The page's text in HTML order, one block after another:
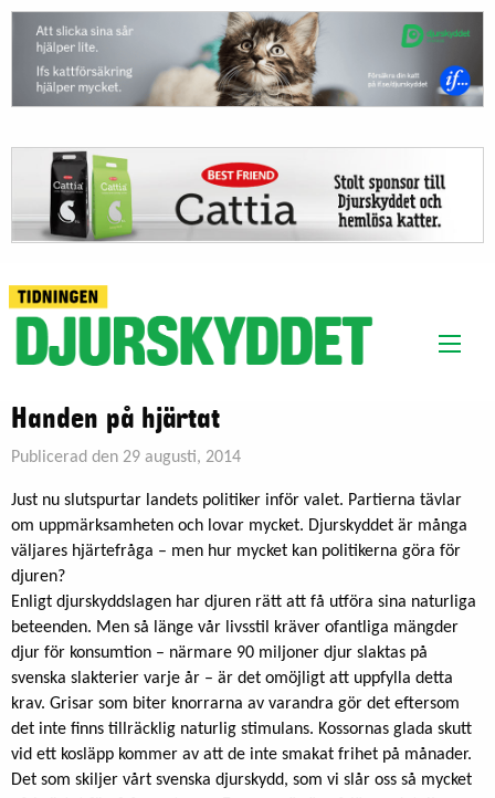
Handen på hjärtat
Publicerad den 29 augusti, 2014
Just nu slutspurtar landets politiker inför valet. Partierna tävlar
om uppmärksamheten och lovar mycket. Djurskyddet är många
väljares hjärtefråga – men hur mycket kan politikerna göra för
djuren?
Enligt djurskyddslagen har djuren rätt att få utföra sina naturliga
beteenden. Men så länge vår livsstil kräver ofantliga mängder
djur för konsumtion – närmare 90 miljoner djur slaktas på
svenska slakterier varje år – är det omöjligt att uppfylla detta
krav. Grisar som biter knorrarna av varandra gör det eftersom
det inte finns tillräcklig naturlig stimulans. Kossornas glada skutt
vid ett kosläpp kommer av att de inte smakat frihet på månader.
Det som skiljer vårt svenska djurskydd, som vi slår oss så mycket